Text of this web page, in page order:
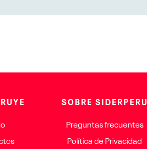
SOBRE SIDERPERU
Preguntas frecuentes
Política de Privacidad